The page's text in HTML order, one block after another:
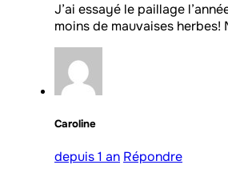
J’ai essayé le paillage
moins de mauvaises herbes!
Caroline
depuis 1 an Répondre